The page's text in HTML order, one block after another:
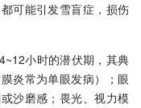
可能引发雪盲症，损伤
小时的潜伏期，其典
炎常为单眼发病）；眼
沙磨感；畏光、视力模